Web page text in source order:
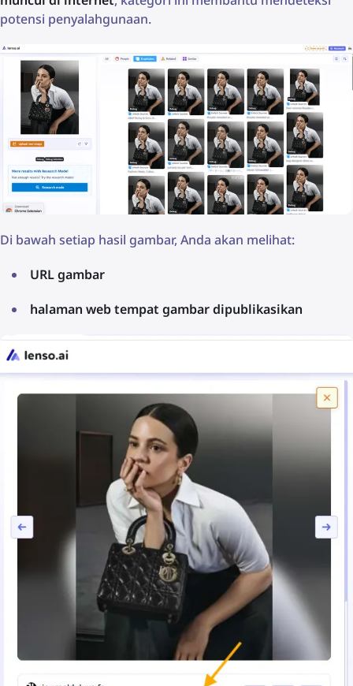
potensi penyalahgunaan.
Di bawah setiap hasil gambar, Anda akan melihat:
URL gambar
halaman web tempat gambar dipublikasikan